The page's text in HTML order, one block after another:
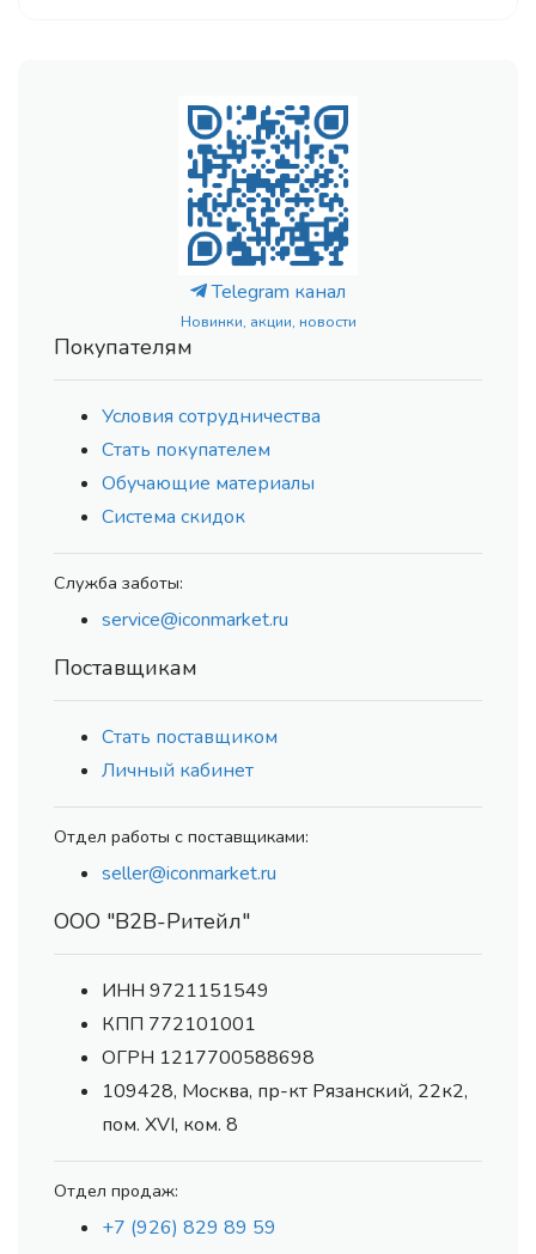
Telegram канал
Новинки, акции, новости
Покупателям
Условия сотрудничества
Стать покупателем
Обучающие материалы
Система скидок
Служба заботы:
service@iconmarket.ru
Поставщикам
Стать поставщиком
Личный кабинет
Отдел работы с поставщиками:
seller@iconmarket.ru
ООО "В2В-Ритейл"
ИНН 9721151549
КПП 772101001
ОГРН 1217700588698
109428, Москва, пр-кт Рязанский, 22к2,
пом. XVI, ком. 8
Отдел продаж:
+7 (926) 829 89 59